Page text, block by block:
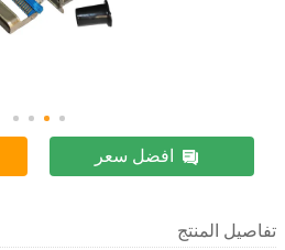
افضل سعر
تفاصيل المنتج